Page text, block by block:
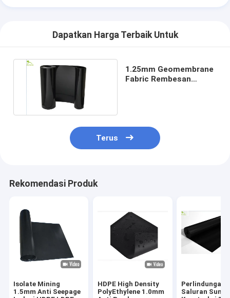
Dapatkan Harga Terbaik Untuk
1.25mm Geomembrane
Fabric Rembesan
Terus
Rekomendasi Produk
Isolate Mining
1.5mm Anti Seepage
HDPE High Density
PolyEthylene 1.0mm
Perlindungan
Saluran